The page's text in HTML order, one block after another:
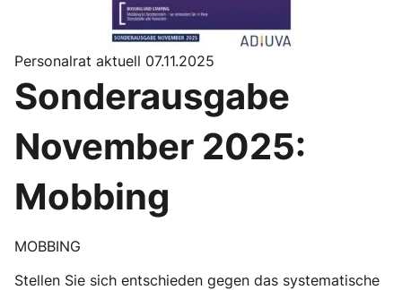
Personalrat aktuell 07.11.2025
Sonderausgabe
November 2025:
Mobbing
MOBBING
Stellen Sie sich entschieden gegen das systematische